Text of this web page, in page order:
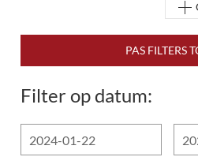
Filter op datum: